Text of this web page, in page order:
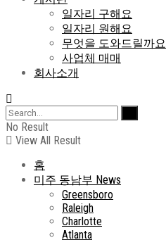
일자리 구해요
일자리 원해요
무엇을 도와드릴까요
사업체 매매
회사소개
No Result
View All Result
홈
미주 동남부 News
Greensboro
Raleigh
Charlotte
Atlanta